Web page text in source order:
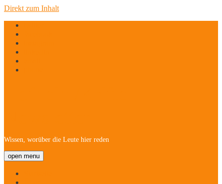
Direkt zum Inhalt
Wissen, worüber die Leute hier reden
open menu